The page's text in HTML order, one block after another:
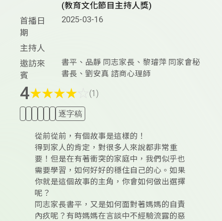
(教育文化節目主持人獎)
首播日
期
2025-03-16
主持人
邀訪來
賓
書平、品靜 同志家長、黎璿萍 同家會秘
書長、劉安真 諮商心理師
4★★★★ (1)
逐字稿
從前從前，有個故事是這樣的！
得到家人的肯定，對很多人來說都非常重
要！但是在有著衝突的家庭中，我們似乎也
需要學習，如何好好的穩住自己的心。如果
你就是這個故事的主角，你會如何做出選擇
呢？
同志家長書平，又是如何面對著媽媽的自責
內疚呢？有時媽媽在言談中不經驗流露的惡